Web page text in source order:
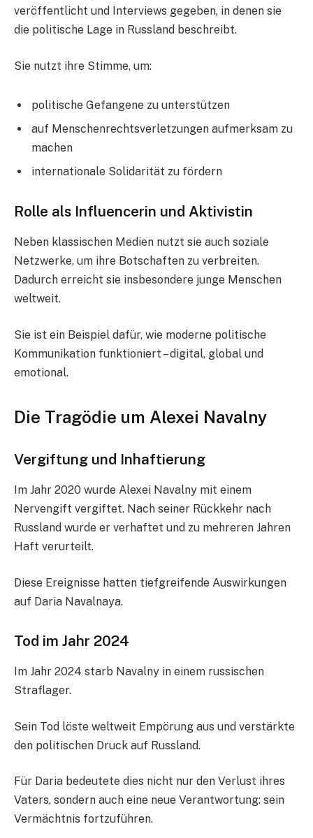
veröffentlicht und Interviews gegeben, in denen sie
die politische Lage in Russland beschreibt.
Sie nutzt ihre Stimme, um:
politische Gefangene zu unterstützen
auf Menschenrechtsverletzungen aufmerksam zu
machen
internationale Solidarität zu fördern
Rolle als Influencerin und Aktivistin
Neben klassischen Medien nutzt sie auch soziale
Netzwerke, um ihre Botschaften zu verbreiten.
Dadurch erreicht sie insbesondere junge Menschen
weltweit.
Sie ist ein Beispiel dafür, wie moderne politische
Kommunikation funktioniert – digital, global und
emotional.
Die Tragödie um Alexei Navalny
Vergiftung und Inhaftierung
Im Jahr 2020 wurde Alexei Navalny mit einem
Nervengift vergiftet. Nach seiner Rückkehr nach
Russland wurde er verhaftet und zu mehreren Jahren
Haft verurteilt.
Diese Ereignisse hatten tiefgreifende Auswirkungen
auf Daria Navalnaya.
Tod im Jahr 2024
Im Jahr 2024 starb Navalny in einem russischen
Straflager.
Sein Tod löste weltweit Empörung aus und verstärkte
den politischen Druck auf Russland.
Für Daria bedeutete dies nicht nur den Verlust ihres
Vaters, sondern auch eine neue Verantwortung: sein
Vermächtnis fortzuführen.